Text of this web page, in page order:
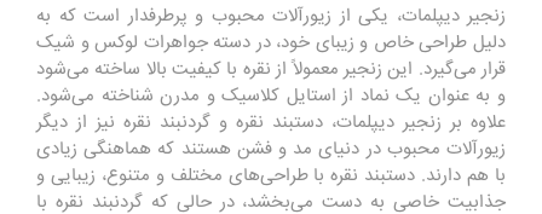
زنجیر دیپلمات، یکی از زیورآلات محبوب و پرطرفدار است که به
دلیل طراحی خاص و زیبای خود، در دسته جواهرات لوکس و شیک
قرار می‌گیرد. این زنجیر معمولاً از نقره با کیفیت بالا ساخته می‌شود
و به عنوان یک نماد از استایل کلاسیک و مدرن شناخته می‌شود.
علاوه بر زنجیر دیپلمات، دستبند نقره و گردنبند نقره نیز از دیگر
زیورآلات محبوب در دنیای مد و فشن هستند که هماهنگی زیادی
با هم دارند. دستبند نقره با طراحی‌های مختلف و متنوع، زیبایی و
جذابیت خاصی به دست می‌بخشد، در حالی که گردنبند نقره با